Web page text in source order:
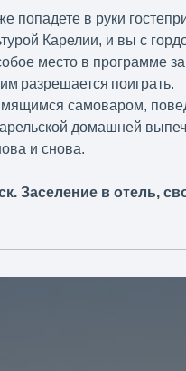
попадете в руки
Карелии, и вы с
место в программе
разрешается поиграть.
самоваром,
домашней
и снова.
Заселение в отель,